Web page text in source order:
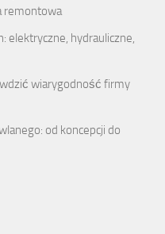
remontowa
elektryczne, hydrauliczne,
wiarygodność firmy
od koncepcji do